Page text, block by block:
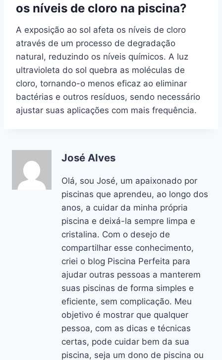
os níveis de cloro na piscina?
A exposição ao sol afeta os níveis de cloro
através de um processo de degradação
natural, reduzindo os níveis químicos. A luz
ultravioleta do sol quebra as moléculas de
cloro, tornando-o menos eficaz ao eliminar
bactérias e outros resíduos, sendo necessário
ajustar suas aplicações com mais frequência.
José Alves
Olá, sou José, um apaixonado por
piscinas que aprendeu, ao longo dos
anos, a cuidar da minha própria
piscina e deixá-la sempre limpa e
cristalina. Com o desejo de
compartilhar esse conhecimento,
criei o blog Piscina Perfeita para
ajudar outras pessoas a manterem
suas piscinas de forma simples e
eficiente, sem complicação. Meu
objetivo é mostrar que qualquer
pessoa, com as dicas e técnicas
certas, pode cuidar bem da sua
piscina, seja um dono de piscina ou